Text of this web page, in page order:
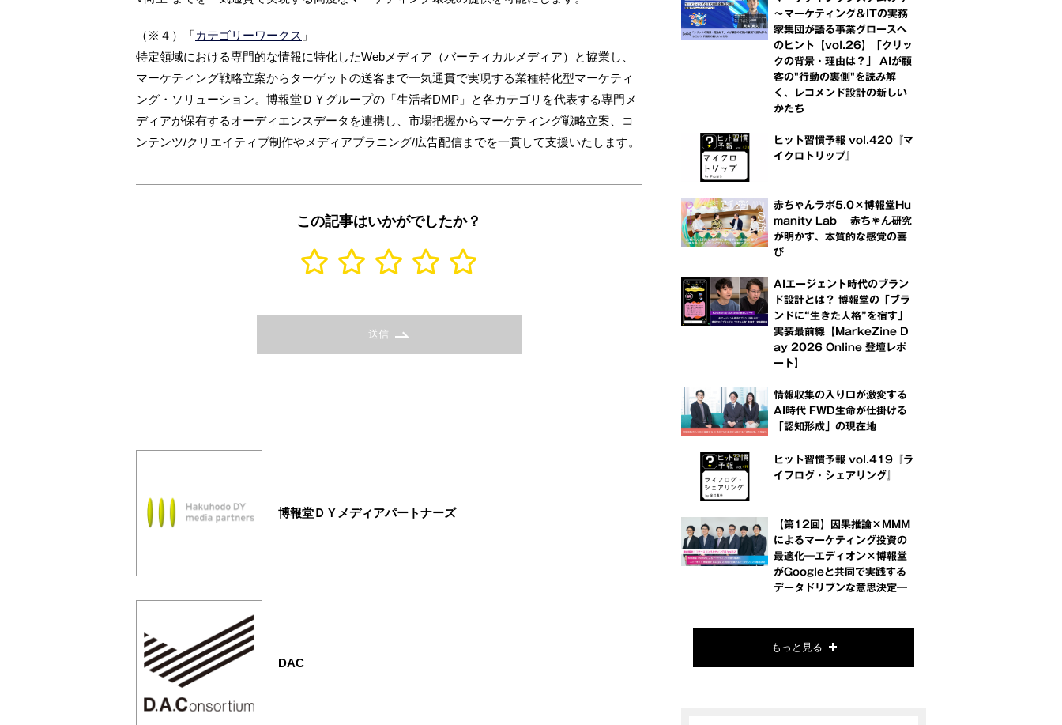
（※４）「カテゴリーワークス 」
特定領域における専門的な情報に特化したWebメディア（バーティカルメディア）と協業し、
マーケティング戦略立案からターゲットの送客まで一気通貫で実現する業種特化型マーケティ
ング・ソリューション。博報堂ＤＹグループの「生活者DMP」と各カテゴリを代表する専門メ
ディアが保有するオーディエンスデータを連携し、市場把握からマーケティング戦略立案、コ
ンテンツ/クリエイティブ制作やメディアプラニング/広告配信までを一貫して支援いたします。
この記事はいかがでしたか？
送信
博報堂ＤＹメディアパートナーズ
DAC
～マーケティング＆ITの実務
家集団が語る事業グロースへ
のヒント【vol.26】「クリッ
クの背景・理由は？」 AIが顧
客の"行動の裏側"を読み解
く、レコメンド設計の新しい
かたち
ヒット習慣予報 vol.420『マ
イクロトリップ』
赤ちゃんラボ5.0×博報堂Hu
manity Lab 赤ちゃん研究
が明かす、本質的な感覚の喜
び
AIエージェント時代のブラン
ド設計とは？ 博報堂の「ブラ
ンドに“生きた人格”を宿す」
実装最前線【MarkeZine D
ay 2026 Online 登壇レポ
ート】
情報収集の入り口が激変する
AI時代 FWD生命が仕掛ける
「認知形成」の現在地
ヒット習慣予報 vol.419『ラ
イフログ・シェアリング』
【第12回】因果推論×MMM
によるマーケティング投資の
最適化―エディオン×博報堂
がGoogleと共同で実践する
データドリブンな意思決定―
もっと見る